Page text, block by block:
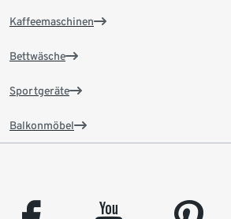
Kaffeemaschinen
Bettwäsche
Sportgeräte
Balkonmöbel